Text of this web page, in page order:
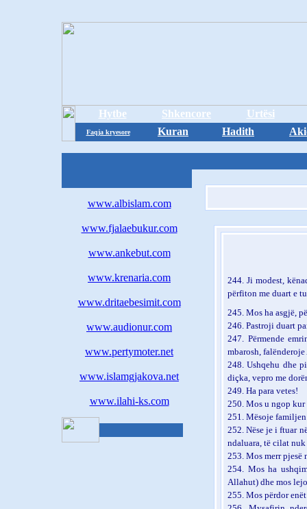
Hytbe Shkencore Urtësi
Faqja kryesore Kuran Hadith
www.albislam.com
www.fjalaebukur.com
www.ankebut.com
www.krenaria.com
www.dritaebesimit.com
www.audionur.com
www.pertymoter.net
www.islamgjakova.net
www.ilahi-ks.com
244. Ji modest,
përfiton me duart e
245. Mos ha asgjë,
246. Pastroji duart
247. Përmende
mbarosh,
248. Ushqehu dhe
diçka, vepro me
249. Ha para vetes!
250. Mos u ngop kur
251. Mësoje
252. Nëse je i ftuar
ndaluara, të cilat
253. Mos merr pjesë
254. Mos ha
Allahut) dhe mos
255. Mos përdor